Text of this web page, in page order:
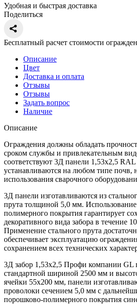
Удобная и быстрая доставка
Поделиться
Бесплатный расчет стоимости
Описание
Цвет
Доставка и оплата
Отзывы
Отзывы
Задать вопрос
Наличие
Описание
Ограждения должны обладать
сроком службы и привлекательным
соответствуют 3Д панели 1,53х2,5
устанавливаются на любом типе почв,
использования сварочного
3Д панели изготавливаются из
прута толщиной 5,0 мм.
полимерного покрытия гарантирует
декоративного вида забора в течение
Применение стального прута
обеспечивает эксплуатацию
сохранением всех технических
3Д забор 1,53х2,5 Профи компании GL
стандартной шириной 2500 мм и
ячейки 55х200 мм, панели
проволоки сечением 5,0 мм с
порошково-полимерного покрытия